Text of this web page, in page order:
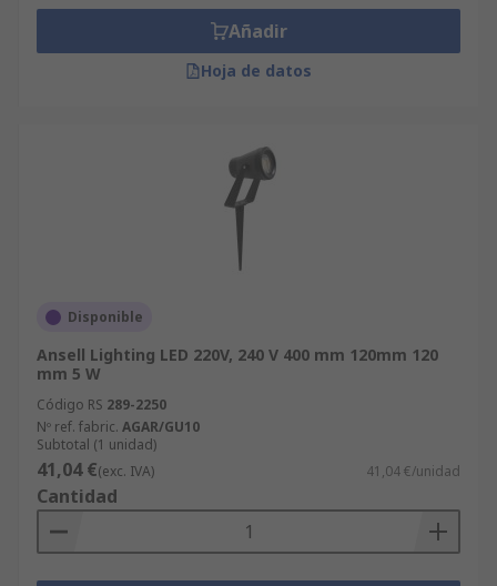
Añadir
Hoja de datos
Disponible
Ansell Lighting LED 220V, 240 V 400 mm 120mm 120
mm 5 W
Código RS 289-2250
Nº ref. fabric. AGAR/GU10
Subtotal (1 unidad)
41,04 €(exc. IVA) 41,04 €/unidad
Cantidad